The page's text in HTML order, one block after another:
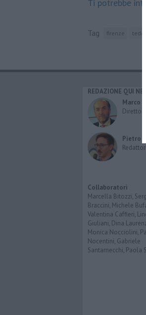
Ti potrebbe
Tag firenze
REDAZIONE QUI
Marco
Pietro
Collaboratori
Marcella Bitozzi,
Braccini, Michele
Valentina Caffieri,
Giuliani, Dina
Monica Nocciolini,
Nocentini, Gabriele
Santarnecchi, Paola